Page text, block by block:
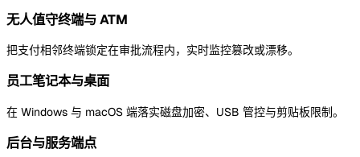
无人值守终端与 ATM
把支付相邻终端锁定在审批流程内，实时监控篡改或漂移。
员工笔记本与桌面
在 Windows 与 macOS 端落实磁盘加密、USB 管控与剪贴板限制。
后台与服务端点